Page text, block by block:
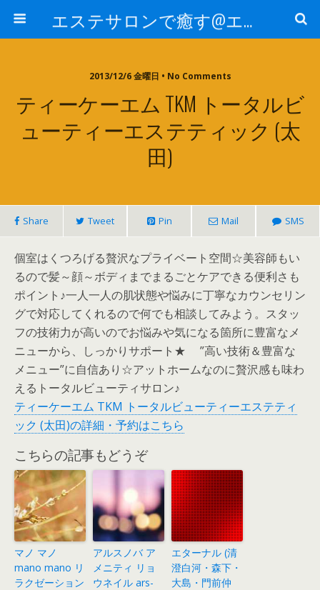
エステサロンで癒す@エステ～全国エステ情報
2013/12/6 金曜日 • No Comments
ティーケーエム TKM トータルビ
ューティーエステティック (太
田)
Share Tweet Pin Mail SMS
個室はくつろげる贅沢なプライベート空間☆美容師もい
るので髪～顔～ボディまでまるごとケアできる便利さも
ポイント♪一人一人の肌状態や悩みに丁寧なカウンセリン
グで対応してくれるので何でも相談してみよう。スタッ
フの技術力が高いのでお悩みや気になる箇所に豊富なメ
ニューから、しっかりサポート★ ”高い技術＆豊富な
メニュー”に自信あり☆アットホームなのに贅沢感も味わ
えるトータルビューティサロン♪
ティーケーエム TKM トータルビューティーエステティ
ック (太田)の詳細・予約はこちら
こちらの記事もどうぞ
マノ マノ
mano mano リ
ラクゼーション
アルスノバ ア
メニティ リョ
ウネイル ars-
エターナル (清
澄白河・森下・
大島・門前仲